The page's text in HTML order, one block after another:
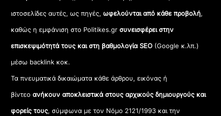
ιστοσελίδες αυτές, ως πηγές,ωφελούνται από κάθε προβολή,
καθώς η εμφάνιση στο Politikes.gr συνεισφέρει στην
επισκεψιμότητά τους και στη βαθμολογία SEO (Google κ.λπ.)
μέσω backlink κοκ.
Τα πνευματικά δικαιώματα κάθε άρθρου, εικόνας ή
βίντεοανήκουν αποκλειστικά στους αρχικούς δημιουργούς και
φορείς τους, σύμφωνα με τον Νόμο 2121/1993 και την